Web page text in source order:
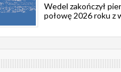
Wedel zakończył
połowę 2026 roku z